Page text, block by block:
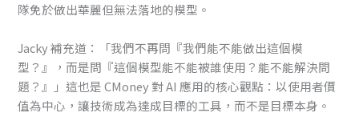
隊免於做出華麗但無法落地的模型。
Jacky 補充道：「我們不再問『我們能不能做出這個模
型？』，而是問『這個模型能不能被誰使用？能不能解決問
題？』」這也是 CMoney 對 AI 應用的核心觀點：以使用者價
值為中心，讓技術成為達成目標的工具，而不是目標本身。